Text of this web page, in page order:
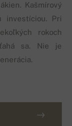
Kašmírový
investíciou. Pri
rokoch
sa. Nie je